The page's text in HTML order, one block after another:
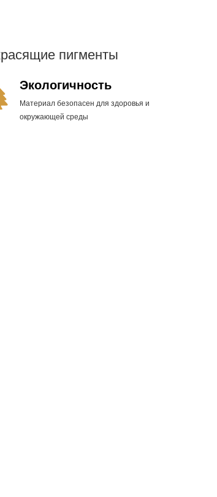
пигменты
Экологичность
Материал безопасен для здоровья и
окружающей среды